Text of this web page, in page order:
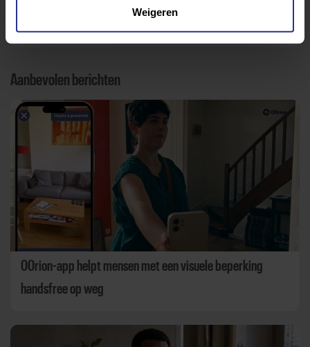
Weigeren
Terug naar nieuwsoverzicht
Aanbevolen berichten
OOrion-app helpt mensen met een visuele beperking
handsfree op weg